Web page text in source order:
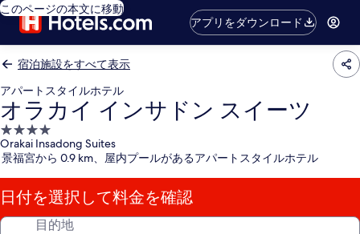
このページの本文に移動
アプリをダウンロード
宿泊施設をすべて表示
アパートスタイルホテル
オラカイ インサドン スイーツ
4.0
つ
星
宿
泊
施
Orakai Insadong Suites
景福宮から 0.9 km、屋内プールがあるアパートスタイルホテル
日付を選択して料金を確認
目的地